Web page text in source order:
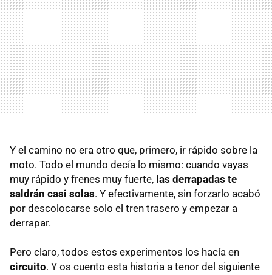
Y el camino no era otro que, primero, ir rápido sobre la
moto. Todo el mundo decía lo mismo: cuando vayas
muy rápido y frenes muy fuerte, las derrapadas te
saldrán casi solas. Y efectivamente, sin forzarlo acabó
por descolocarse solo el tren trasero y empezar a
derrapar.
Pero claro, todos estos experimentos los hacía en
circuito. Y os cuento esta historia a tenor del siguiente